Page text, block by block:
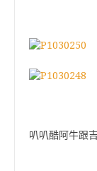
叭叭酷阿牛跟